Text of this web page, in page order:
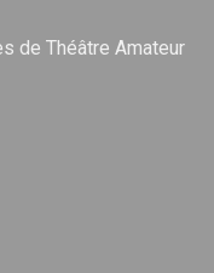
de Théâtre Amateur